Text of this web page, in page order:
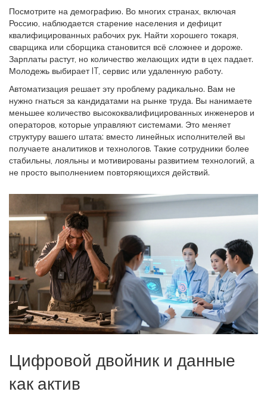
Посмотрите на демографию. Во многих странах, включая
Россию, наблюдается старение населения и дефицит
квалифицированных рабочих рук. Найти хорошего токаря,
сварщика или сборщика становится всё сложнее и дороже.
Зарплаты растут, но количество желающих идти в цех падает.
Молодежь выбирает IT, сервис или удаленную работу.
Автоматизация решает эту проблему радикально. Вам не
нужно гнаться за кандидатами на рынке труда. Вы нанимаете
меньшее количество высококвалифицированных инженеров и
операторов, которые управляют системами. Это меняет
структуру вашего штата: вместо линейных исполнителей вы
получаете аналитиков и технологов. Такие сотрудники более
стабильны, лояльны и мотивированы развитием технологий, а
не просто выполнением повторяющихся действий.
Цифровой двойник и данные
как актив